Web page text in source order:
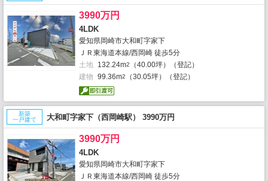
3990万円
4LDK
愛知県岡崎市大和町字家下
ＪＲ東海道本線/西岡崎 徒歩5分
土地 132.24m2
（40.00坪）（登記）
建物 99.36m2 （30.05坪）（登記）
新築
一戸建て
大和町字家下（西岡崎駅） 3990万円
3990万円
4LDK
愛知県岡崎市大和町字家下
ＪＲ東海道本線/西岡崎 徒歩5分